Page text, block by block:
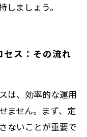
しましょう。
ス：その流れ
は、効率的な運用
ません。まず、定
ないことが重要で